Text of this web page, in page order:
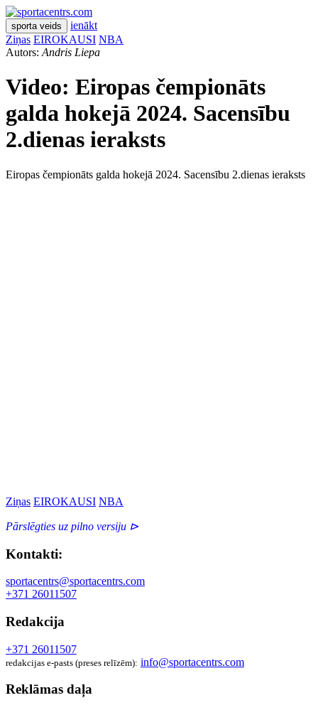
sporta veids
ienākt
Ziņas EIROKAUSI NBA
Autors: Andris Liepa
Video: Eiropas čempionāts
galda hokejā 2024. Sacensību
2.dienas ieraksts
Eiropas čempionāts galda hokejā 2024. Sacensību 2.dienas ieraksts
Ziņas EIROKAUSI NBA
Pārslēgties uz pilno versiju ⊳
Kontakti:
sportacentrs@sportacentrs.com
+371 26011507
Redakcija
+371 26011507
redakcijas e-pasts (preses relīzēm): info@sportacentrs.com
Reklāmas daļa